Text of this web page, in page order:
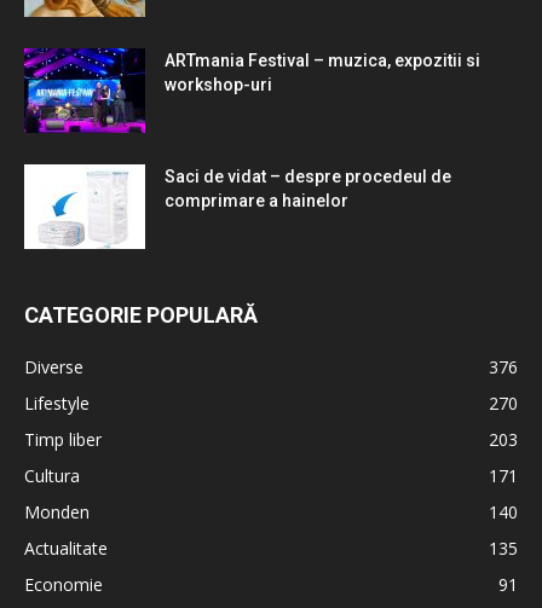
ARTmania Festival – muzica, expozitii si
workshop-uri
Saci de vidat – despre procedeul de
comprimare a hainelor
CATEGORIE POPULARĂ
Diverse
376
Lifestyle
270
Timp liber
203
Cultura
171
Monden
140
Actualitate
135
Economie
91